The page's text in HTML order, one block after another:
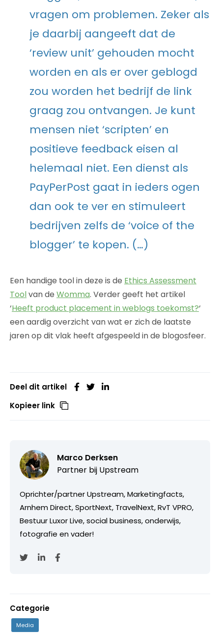
vragen om problemen. Zeker als
je daarbij aangeeft dat de
‘review unit’ gehouden mocht
worden en als er over geblogd
zou worden het bedrijf de link
graag zou ontvangen. Je kunt
mensen niet ‘scripten’ en
positieve feedback eisen al
helemaal niet. Een dienst als
PayPerPost gaat in ieders ogen
dan ook te ver en stimuleert
bedrijven zelfs de ‘voice of the
blogger’ te kopen. (…)
Een handige tool in deze is de Ethics Assessment
Toolvan de Womma. Verder geeft het artikel
‘Heeft product placement in weblogs toekomst?‘
een aardig overzicht van wat er zich de laatste
jaren op dit vlak heeft afgespeeld in de blogosfeer.
Deel dit artikel
Kopieer link
Marco Derksen
Partner bij Upstream
Oprichter/partner Upstream, Marketingfacts,
Arnhem Direct, SportNext, TravelNext, RvT VPRO,
Bestuur Luxor Live, social business, onderwijs,
fotografie en vader!
Categorie
Media